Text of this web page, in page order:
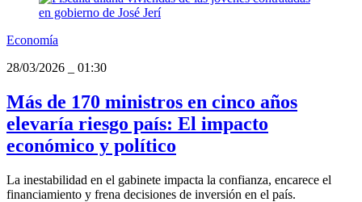
Economía
28/03/2026
01:30
Más de 170 ministros en cinco años
elevaría riesgo país: El impacto
económico y político
La inestabilidad en el gabinete impacta la confianza, encarece el
financiamiento y frena decisiones de inversión en el país.